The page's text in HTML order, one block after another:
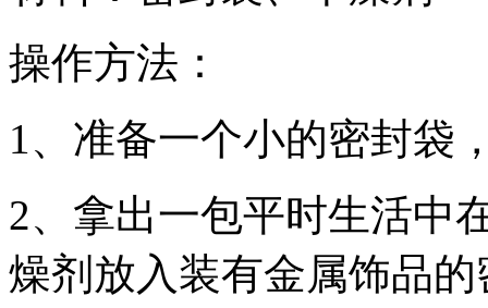
操作方法：
1、准备一个小的密封袋
2、拿出一包平时生活中
燥剂放入装有金属饰品